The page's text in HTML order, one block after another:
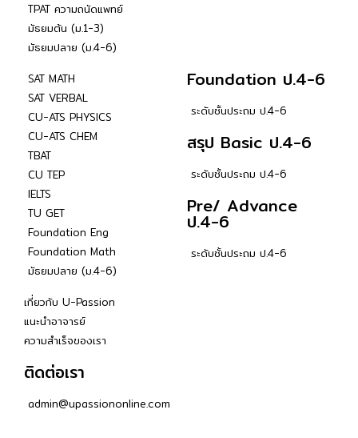
TPAT ความถนัดแพทย์
มัธยมต้น (ม.1-3)
มัธยมปลาย (ม.4-6)
SAT MATH
SAT VERBAL
CU-ATS PHYSICS
CU-ATS CHEM
TBAT
CU TEP
IELTS
TU GET
Foundation Eng
Foundation Math
มัธยมปลาย (ม.4-6)
Foundation ป.4-6
ระดับชั้นประถม ป.4-6
สรุป Basic ป.4-6
ระดับชั้นประถม ป.4-6
Pre/ Advance
ป.4-6
ระดับชั้นประถม ป.4-6
เกี่ยวกับ U-Passion
แนะนำอาจารย์
ความสำเร็จของเรา
ติดต่อเรา
admin@upassiononline.com